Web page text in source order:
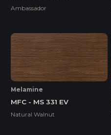
Ambassador
Melamine
MFC - MS 331 EV
Natural Walnut